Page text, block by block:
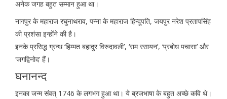
अनेक जगह बहुत सम्मान हुआ था।
नागपुर के महाराज रघुनाथराव, पन्ना के महाराज हिन्दूपति, जयपुर नरेश प्रतापसिंह
की प्रशंसा इन्होंने की है।
इनके प्रसिद्ध ग्रन्थ ‘हिम्मत बहादुर विरुदावली’, ‘राम रसायन’, ‘प्रबोध पचासा’ और
‘जगद्विनोद’ हैं।
घनानन्द
इनका जन्म संवत् 1746 के लगभग हुआ था। ये ब्रजभाषा के बहुत अच्छे कवि थे।